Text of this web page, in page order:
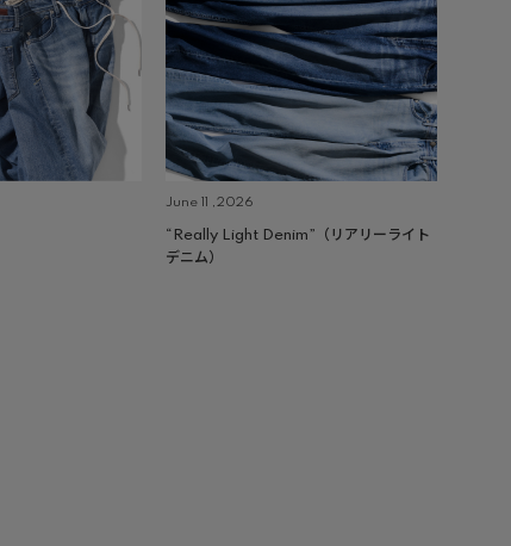
June 11 ,2026
“Really Light Denim”（リアリーライト
デニム）